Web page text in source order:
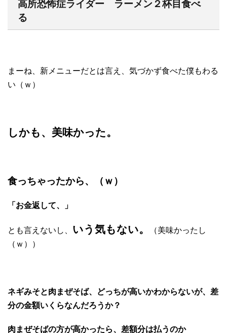
高所恐怖症ライダー ラーメン２杯目食べ
る
まーね、新メニューだとは言え、気づかず食べた僕もわる
い（ｗ）
しかも、美味かった。
食っちゃったから、（ｗ）
「お金返して、」
とも言えないし、 いう気もない。
（美味かったし
（ｗ））
ネギみそと肉まぜそば、どっちが高いかわからないが、差
分の金額いくらなんだろうか？
肉まぜそばの方が高かったら、差額分は払うのか